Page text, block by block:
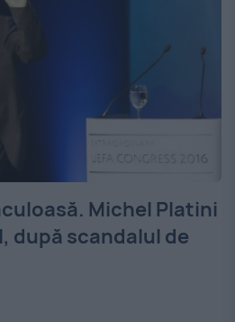
Michel Platini
după scandalul de